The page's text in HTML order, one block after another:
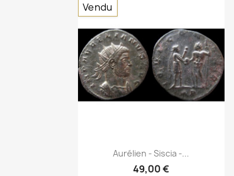
Aperçu rapide
Aurélien - Siscia -...
49,00 €
Vendu